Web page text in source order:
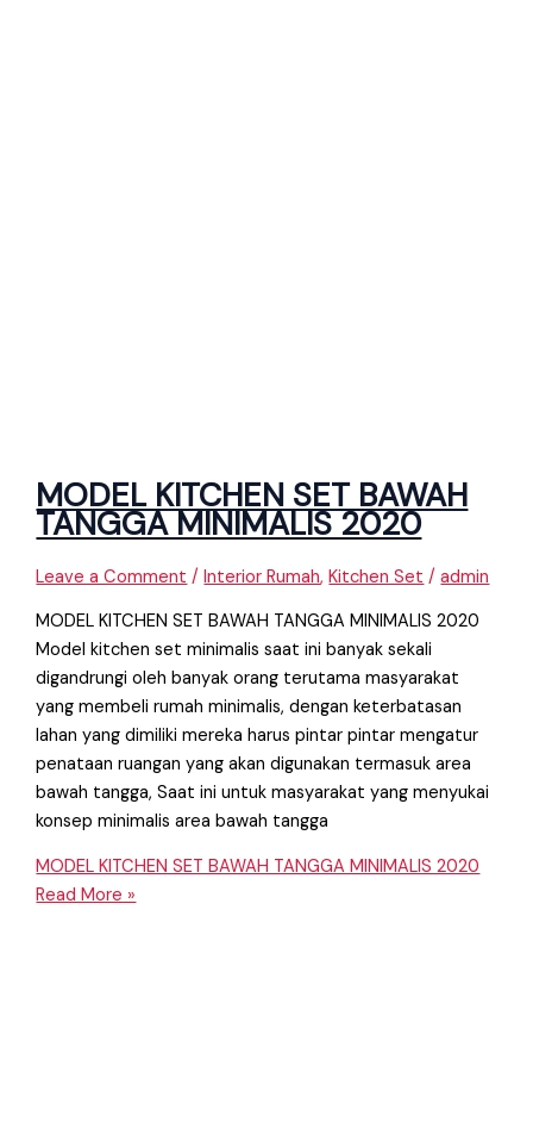
MODEL KITCHEN SET BAWAH
TANGGA MINIMALIS 2020
Leave a Comment /Interior Rumah,Kitchen Set /admin
MODEL KITCHEN SET BAWAH TANGGA MINIMALIS 2020
Model kitchen set minimalis saat ini banyak sekali
digandrungi oleh banyak orang terutama masyarakat
yang membeli rumah minimalis, dengan keterbatasan
lahan yang dimiliki mereka harus pintar pintar mengatur
penataan ruangan yang akan digunakan termasuk area
bawah tangga, Saat ini untuk masyarakat yang menyukai
konsep minimalis area bawah tangga
MODEL KITCHEN SET BAWAH TANGGA MINIMALIS 2020
Read More »